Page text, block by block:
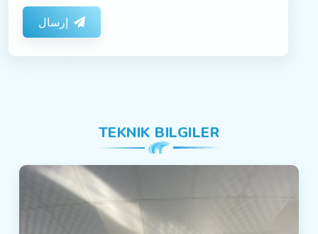
إرسال
TEKNIK BILGILER